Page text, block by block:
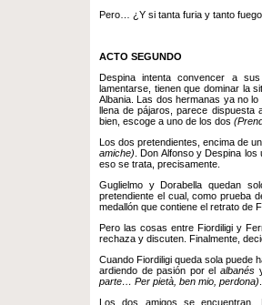
Pero… ¿Y si tanta furia y tanto
ACTO SEGUNDO
Despina intenta convencer a
lamentarse, tienen que dominar la
Albania. Las dos hermanas ya no
llena de pájaros, parece dispuesta
bien, escoge a uno de los dos
Los dos pretendientes, encima de
amiche) . Don Alfonso y Despina
eso se trata, precisamente.
Guglielmo y Dorabella quedan
pretendiente el cual, como prueba
medallón que contiene el retrato de
Pero las cosas entre Fiordiligi y
rechaza y discuten. Finalmente,
Cuando Fiordiligi queda sola puede
ardiendo de pasión por el albanés
parte… Per pietà, ben mio, perdona)
Los dos amigos se encuentran.